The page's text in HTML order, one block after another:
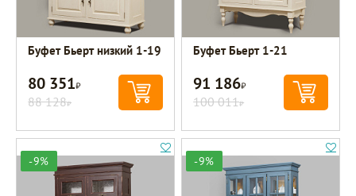
Буфет Бьерт низкий 1-19
80 351Р
88 128Р
Буфет Бьерт 1-21
91 186Р
100 011Р
-9% -9%